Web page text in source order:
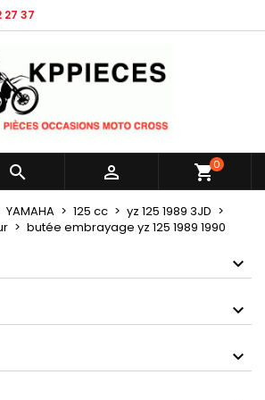
27 37
  shopping_cart0
YAMAHA 125 cc
yz 125 1989 3JD
butée embrayage yz 125 1989 1990
d'envies ×
liste
liste d'envies ×
Annuler Créer une liste d'envies
×
connecté pour ajouter des produits
Annuler Connexion